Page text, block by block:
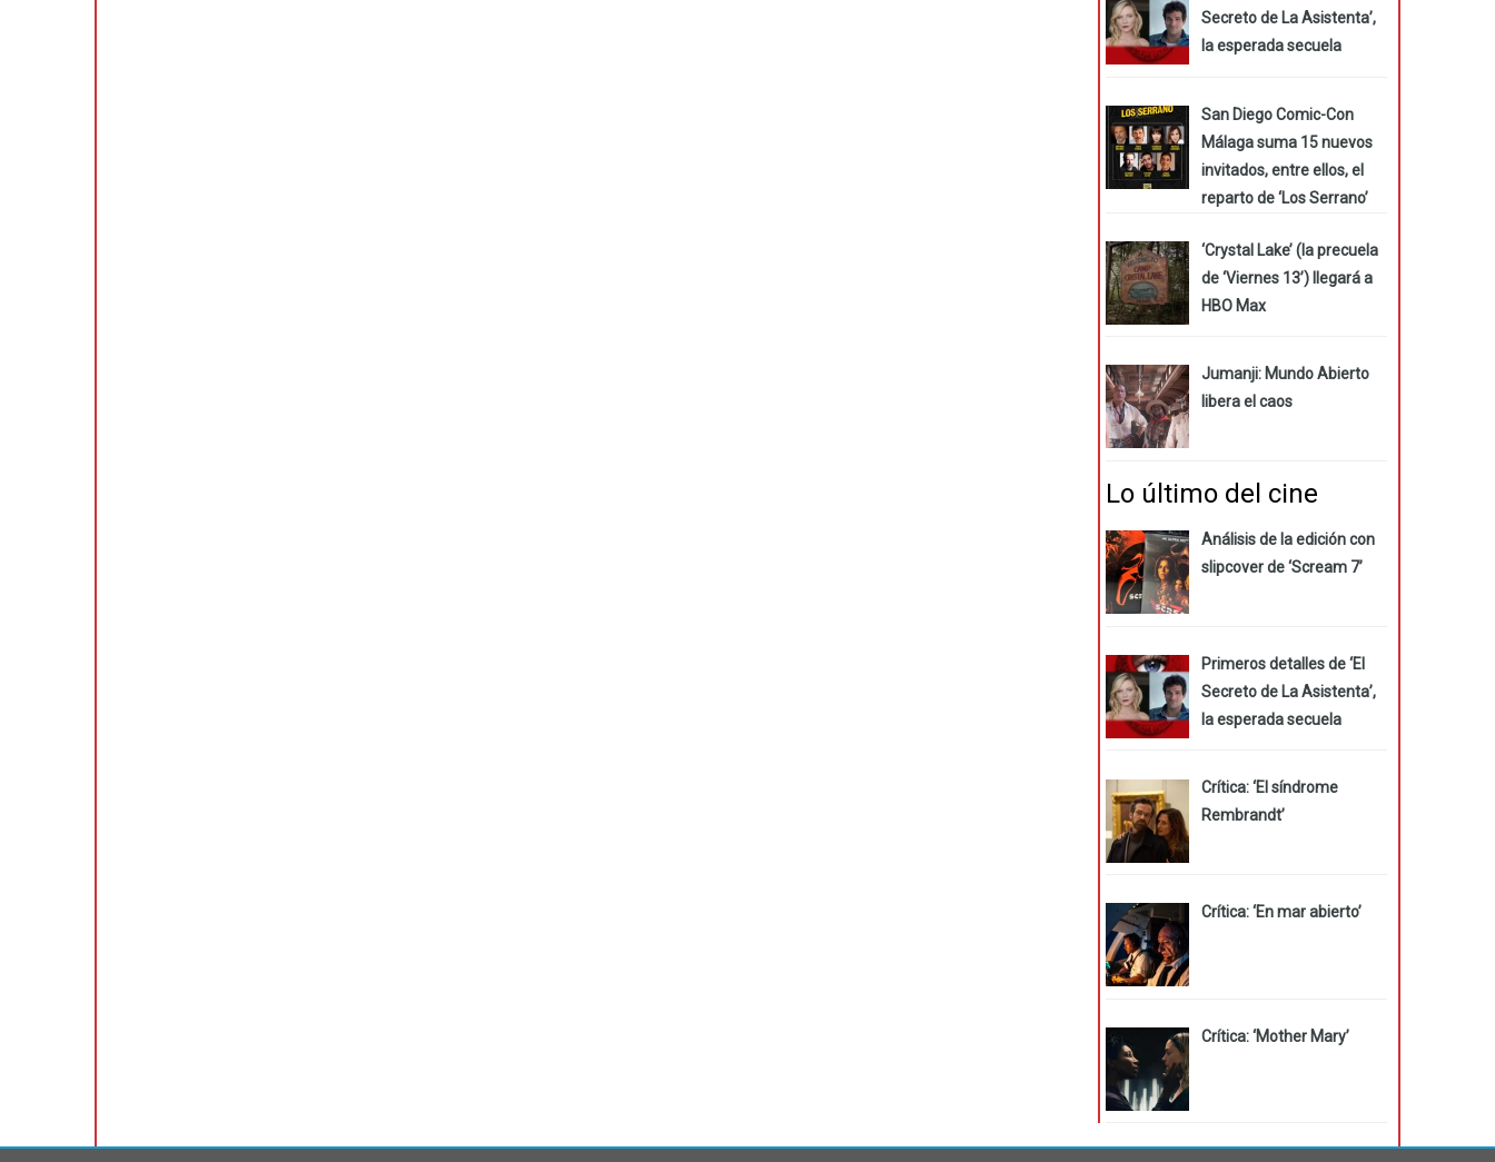
Secreto de La Asistenta’,
la esperada secuela
San Diego Comic-Con
Málaga suma 15 nuevos
invitados, entre ellos, el
reparto de ‘Los Serrano’
‘Crystal Lake’ (la precuela
de ‘Viernes 13’) llegará a
HBO Max
Jumanji: Mundo Abierto
libera el caos
Lo último del cine
Análisis de la edición con
slipcover de ‘Scream 7’
Primeros detalles de ‘El
Secreto de La Asistenta’,
la esperada secuela
Crítica: ‘El síndrome
Rembrandt’
Crítica: ‘En mar abierto’
Crítica: ‘Mother Mary’